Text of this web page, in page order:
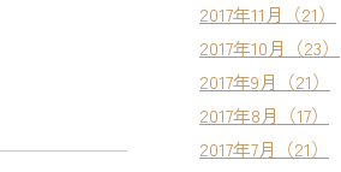
2017年11月（21）
2017年10月（23）
2017年9月（21）
2017年8月（17）
2017年7月（21）